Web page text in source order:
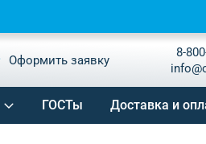
Оформить заявку
8-
ГОСТы Доставка и